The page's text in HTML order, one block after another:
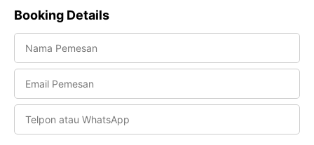
Booking Details